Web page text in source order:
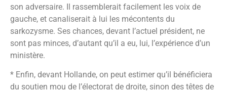
son adversaire. Il rassemblerait facilement les voix de
gauche, et canaliserait à lui les mécontents du
sarkozysme. Ses chances, devant l’actuel président, ne
sont pas minces, d’autant qu’il a eu, lui, l’expérience d’un
ministère.
* Enfin, devant Hollande, on peut estimer qu’il bénéficiera
du soutien mou de l’électorat de droite, sinon des têtes de